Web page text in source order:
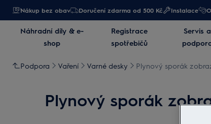
Nákup bez obav Doručení zdarma od 500 Kč Instalace
Náhradní díly & e-
shop
Registrace
spotřebičů
Servis a
Podpora Vaření Varné desky Plynový sporák
Plynový sporák